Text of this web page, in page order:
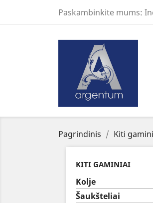
Paskambinkite mums:
Pagrindinis Kiti
KITI GAMINIAI
Kolje
Šaukšteliai